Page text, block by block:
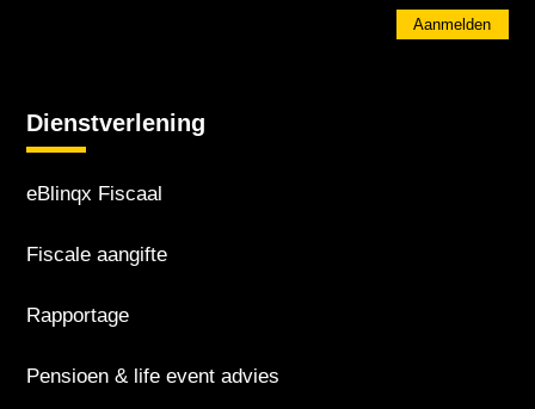
Aanmelden
Dienstverlening
eBlinqx Fiscaal
Fiscale aangifte
Rapportage
Pensioen & life event advies